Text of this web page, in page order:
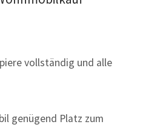
vollständig und alle
genügend Platz zum